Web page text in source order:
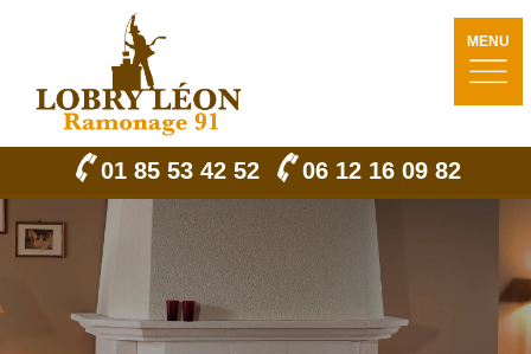
MENU
01 85 53 42 52 06 12 16 09 82